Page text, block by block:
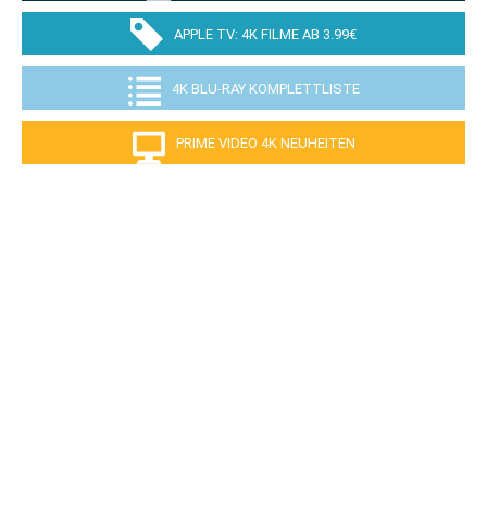
APPLE TV: 4K FILME AB 3.99€
4K BLU-RAY KOMPLETTLISTE
PRIME VIDEO 4K NEUHEITEN